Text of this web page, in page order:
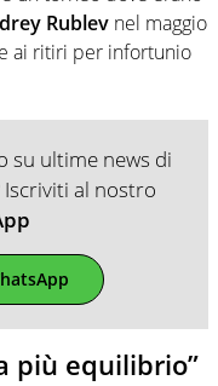
Rublev nel maggio
ai ritiri per infortunio
su ultime news di
al nostro
più equilibrio”